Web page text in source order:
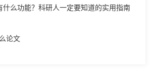
什么功能？科研人一定要知道的实用指南
论文